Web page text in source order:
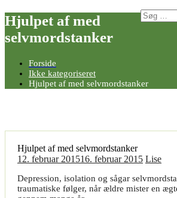
Søg
efter:
Hjulpet af med
selvmordstanker
Forside
Ikke kategoriseret
Hjulpet af med selvmordstanker
Hjulpet af med selvmordstanker
12. februar 201516. februar 2015 Lise
Depression, isolation og sågar
traumatiske følger, når ældre mister en